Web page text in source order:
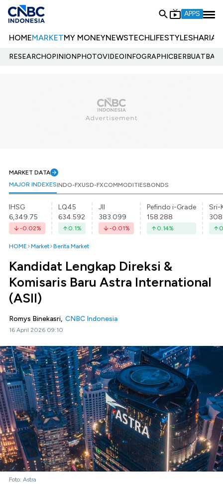
APPS
HOMEMARKETMY MONEYNEWSTECHLIFESTYLESHARIA
RESEARCHOPINIONPHOTOVIDEOINFOGRAPHIC
MARKET DATA
MAJOR INDEXESINDO-FXUSD-FXCOMMODITIESBONDS
IHSG
6,349.75
-0.02%
LQ45
634.592
0.1%
JII
383.099
-0.01%
Pefindo i-Grade
158.288
0.14%
Sri-
HOME Market Berita Market
Kandidat Lengkap Direksi &
Komisaris Baru Astra International
(ASII)
Romys Binekasri, CNBC Indonesia
16 April 2026 09:10
Foto: Astra